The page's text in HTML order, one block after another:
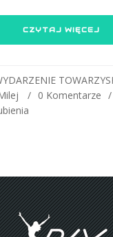
CZYTAJ WIĘCEJ
0 Komentarze